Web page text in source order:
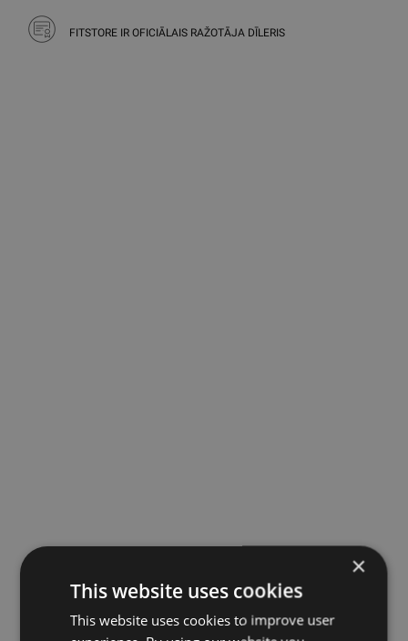
FITSTORE IR OFICIĀLAIS RAŽOTĀJA DĪLERIS
×
This website uses cookies
This website uses cookies to improve user